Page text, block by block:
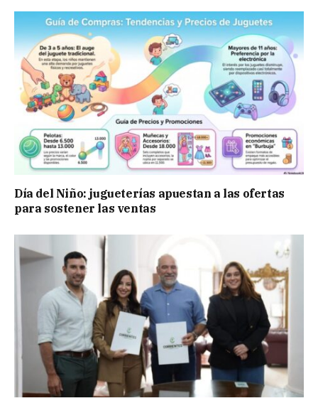
Día del Niño: jugueterías apuestan a las ofertas
para sostener las ventas